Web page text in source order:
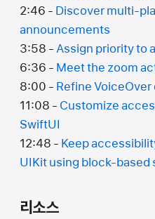
2:46 - Discover multi-
announcements
3:58 - Assign priority to
6:36 - Meet the zoom
8:00 - Refine
11:08 - Customize
SwiftUI
12:48 - Keep
UIKit using block-based
리소스